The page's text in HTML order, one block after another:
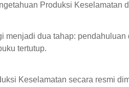
Produksi Keselamatan
menjadi dua tahap:
tertutup.
Keselamatan secara resmi